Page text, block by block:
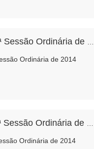
Ordinária de 2014
Ordinária de 2014